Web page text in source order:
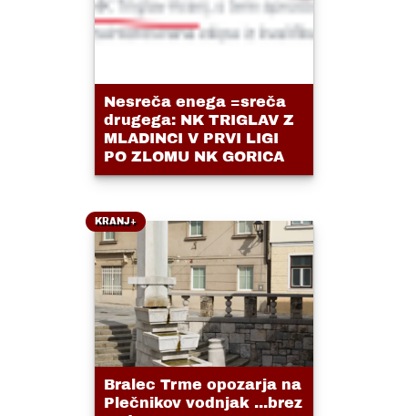
Nesreča enega =sreča
drugega: NK TRIGLAV Z
MLADINCI V PRVI LIGI
PO ZLOMU NK GORICA
KRANJ+
Bralec Trme opozarja na
Plečnikov vodnjak ...brez